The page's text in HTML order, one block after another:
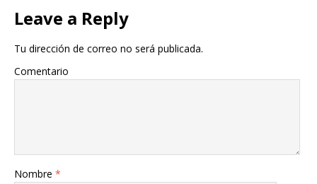
Leave a Reply
Tu dirección de correo no será publicada.
Comentario
Nombre *